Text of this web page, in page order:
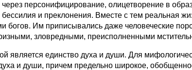
персонифицирование, олицетворение в
и преклонения. Вместе с тем реальная
Им приписывались даже человеческие
зловредными, преисполненными
является единство духа и души. Для
и души, причем предельно широкое,